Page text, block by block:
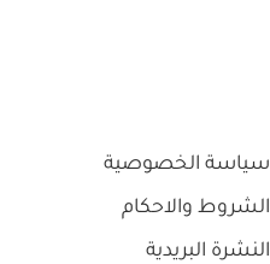
سياسة الخصوصية
الشروط والاحكام
النشرة البريدية